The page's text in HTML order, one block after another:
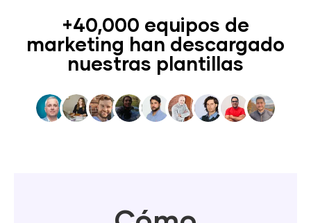
+40,000 equipos de
marketing han descargado
nuestras plantillas